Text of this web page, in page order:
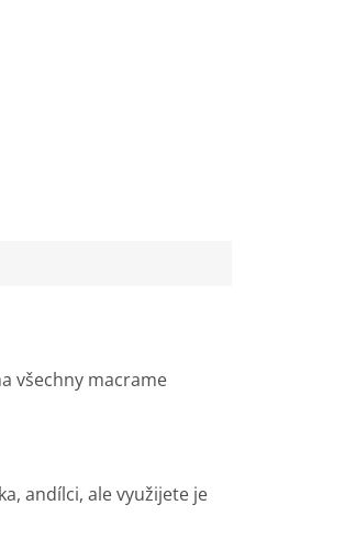
všechny macrame
andílci, ale využijete je